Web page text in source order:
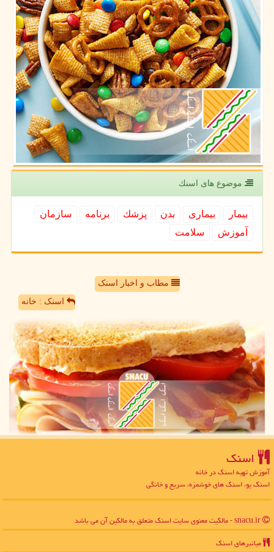
موضوع های اسنك
بیمار بیماری بدن پزشك برنامه
سازمان
آموزش
سلامت
مطاب و اخبار اسنک
اسنک : خانه
اسنك
آموزش تهیه اسنک در خانه
اسنک یو، اسنک های خوشمزه، سریع و خانگی
میانبرهای اسنك